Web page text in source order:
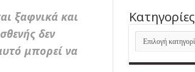
ξαφνικά και
δεν
μπορεί να
Kατηγορίες
Kατηγορίες